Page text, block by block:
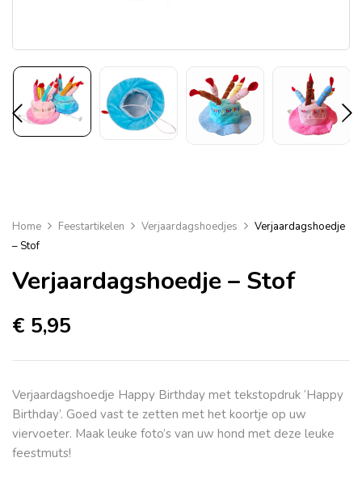
Home Feestartikelen Verjaardagshoedjes
Verjaardagshoedje
– Stof
Verjaardagshoedje – Stof
€ 5,95
Verjaardagshoedje Happy Birthday met tekstopdruk ‘Happy
Birthday’. Goed vast te zetten met het koortje op uw
viervoeter. Maak leuke foto’s van uw hond met deze leuke
feestmuts!